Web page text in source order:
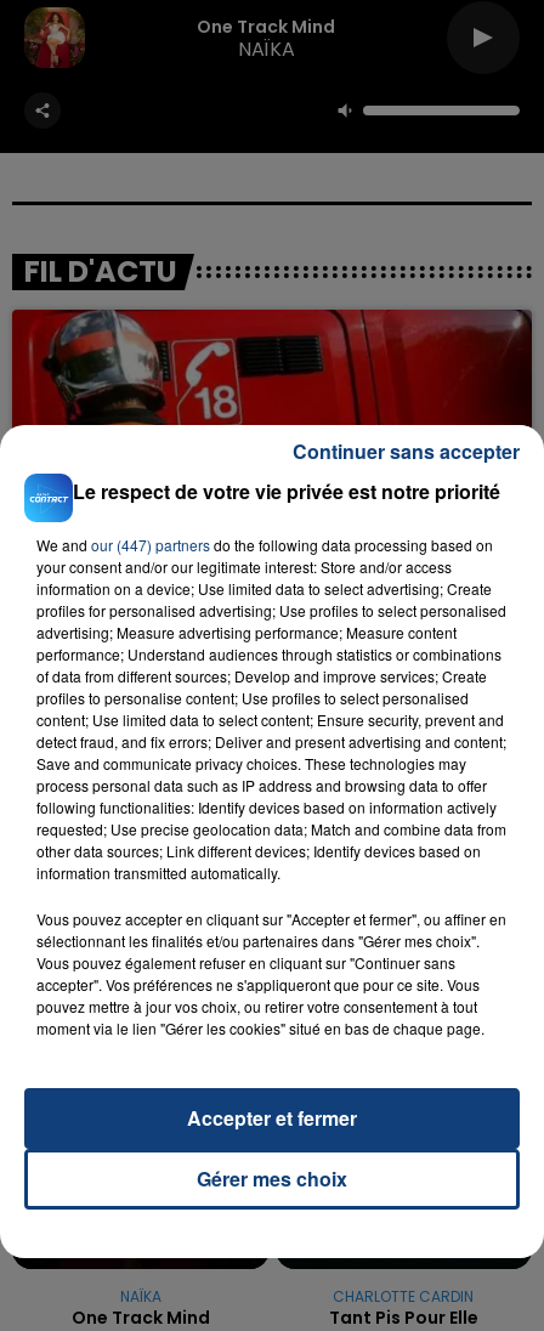
One Track Mind
NAÏKA
FIL D'ACTU
23 juillet 2026
INCENDIE MORTEL À LENS : UNE FEMME ET
SON BÉBÉ ENTRE LA VIE ET LA...
Un homme s'est immolé par le feu après avoir
aspergé sa compagne et leur bébé de trois mois
d'un liquide inflammable.
20 juillet 2026
UNE ADOLESCENTE DEVANT SE FAIRE
OPÉRER DE LA CHEVILLE RESSORT DE LA...
reconnu sa responsabilité et présenté ses
excuses.
TITRES DIFFUSÉS
NAÏKA
One Track Mind
CHARLOTTE CARDIN
Tant Pis Pour Elle
Le respect de votre vie privée est notre priorité
We and our (447) partnersdo the following data processing based on
your consent and/or our legitimate interest: Store and/or access
information on a device; Use limited data to select advertising; Create
profiles for personalised advertising; Use profiles to select personalised
advertising; Measure advertising performance; Measure content
performance; Understand audiences through statistics or combinations
of data from different sources; Develop and improve services; Create
profiles to personalise content; Use profiles to select personalised
content; Use limited data to select content; Ensure security, prevent and
detect fraud, and fix errors; Deliver and present advertising and content;
Save and communicate privacy choices. These technologies may
process personal data such as IP address and browsing data to offer
following functionalities: Identify devices based on information actively
requested; Use precise geolocation data; Match and combine data from
other data sources; Link different devices; Identify devices based on
information transmitted automatically.
Vous pouvez accepter en cliquant sur "Accepter et fermer", ou affiner en
sélectionnant les finalités et/ou partenaires dans "Gérer mes choix".
Vous pouvez également refuser en cliquant sur "Continuer sans
accepter". Vos préférences ne s'appliqueront que pour ce site. Vous
pouvez mettre à jour vos choix, ou retirer votre consentement à tout
moment via le lien "Gérer les cookies" situé en bas de chaque page.
Gérer mes choix
Accepter et fermer
Continuer sans accepter